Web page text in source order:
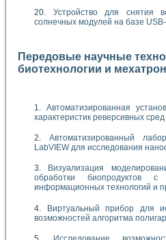
Устройство для снятия
солнечных модулей на базе
Передовые научные
биотехнологии и
Автоматизированная
характеристик реверсивных сред
Автоматизированный
LabVIEW для исследования
Визуализация
обработки биопродуктов с
информационных технологий и
Виртуальный прибор для
возможностей алгоритма